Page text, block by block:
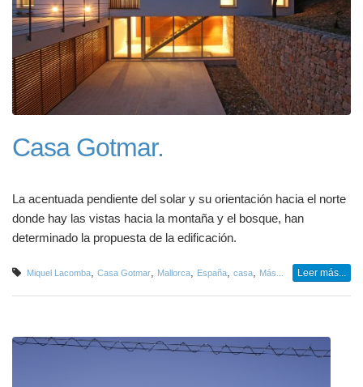
Casa Gotmar.
La acentuada pendiente del solar y su orientación hacia el norte
donde hay las vistas hacia la montaña y el bosque, han
determinado la propuesta de la edificación.
Miquel Lacomba Casa Gotmar Mallorca España casa Más... Leer más...